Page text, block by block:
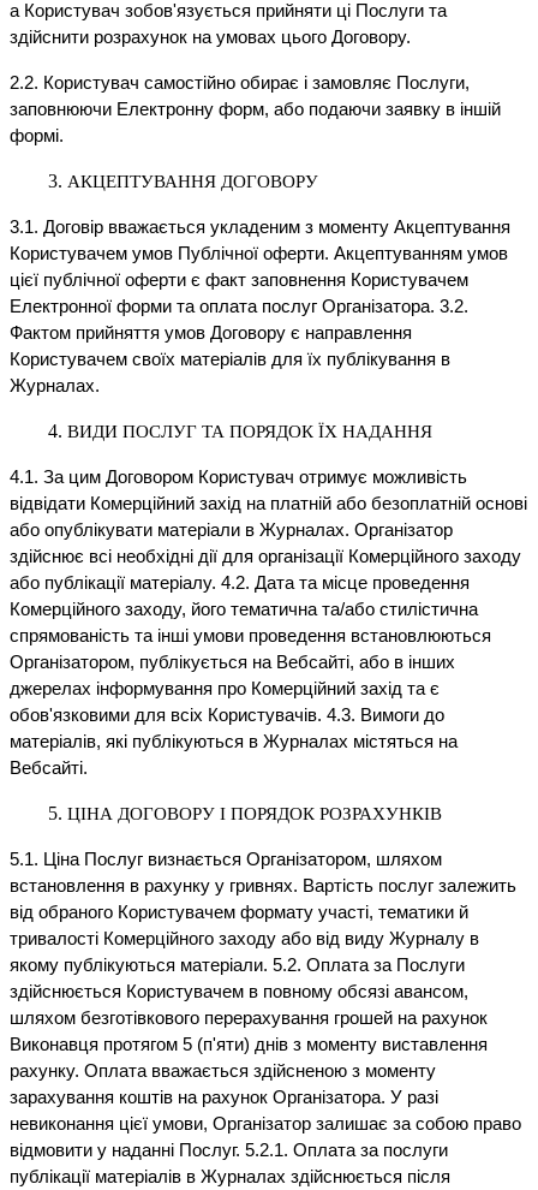
а Користувач зобов'язується прийняти ці Послуги та
здійснити розрахунок на умовах цього Договору.
2.2. Користувач самостійно обирає і замовляє Послуги,
заповнюючи Електронну форм, або подаючи заявку в іншій
формі.
АКЦЕПТУВАННЯ ДОГОВОРУ
3.1. Договір вважається укладеним з моменту Акцептування
Користувачем умов Публічної оферти. Акцептуванням умов
цієї публічної оферти є факт заповнення Користувачем
Електронної форми та оплата послуг Організатора. 3.2.
Фактом прийняття умов Договору є направлення
Користувачем своїх матеріалів для їх публікування в
Журналах.
ВИДИ ПОСЛУГ ТА ПОРЯДОК ЇХ НАДАННЯ
4.1. За цим Договором Користувач отримує можливість
відвідати Комерційний захід на платній або безоплатній основі
або опублікувати матеріали в Журналах. Організатор
здійснює всі необхідні дії для організації Комерційного заходу
або публікації матеріалу. 4.2. Дата та місце проведення
Комерційного заходу, його тематична та/або стилістична
спрямованість та інші умови проведення встановлюються
Організатором, публікується на Вебсайті, або в інших
джерелах інформування про Комерційний захід та є
обов'язковими для всіх Користувачів. 4.3. Вимоги до
матеріалів, які публікуються в Журналах містяться на
Вебсайті.
ЦІНА ДОГОВОРУ І ПОРЯДОК РОЗРАХУНКІВ
5.1. Ціна Послуг визнається Організатором, шляхом
встановлення в рахунку у гривнях. Вартість послуг залежить
від обраного Користувачем формату участі, тематики й
тривалості Комерційного заходу або від виду Журналу в
якому публікуються матеріали. 5.2. Оплата за Послуги
здійснюється Користувачем в повному обсязі авансом,
шляхом безготівкового перерахування грошей на рахунок
Виконавця протягом 5 (п'яти) днів з моменту виставлення
рахунку. Оплата вважається здійсненою з моменту
зарахування коштів на рахунок Організатора. У разі
невиконання цієї умови, Організатор залишає за собою право
відмовити у наданні Послуг. 5.2.1. Оплата за послуги
публікації матеріалів в Журналах здійснюється після